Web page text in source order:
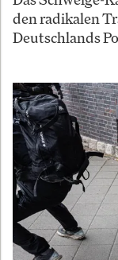
den radikalen
Deutschlands